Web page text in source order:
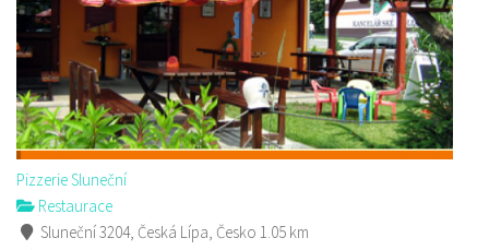
Pizzerie Sluneční
Restaurace
Sluneční 3204, Česká Lípa, Česko 1.05 km